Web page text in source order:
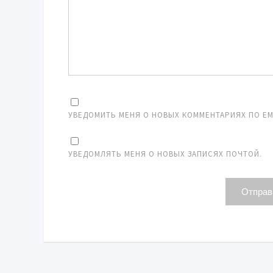
УВЕДОМИТЬ МЕНЯ О НОВЫХ КОММЕНТАРИЯХ ПО
УВЕДОМЛЯТЬ МЕНЯ О НОВЫХ ЗАПИСЯХ ПОЧТОЙ.